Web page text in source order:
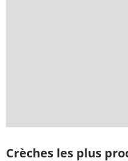
Crèches les plus